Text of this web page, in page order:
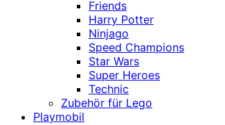
Friends
Harry Potter
Ninjago
Speed Champions
Star Wars
Super Heroes
Technic
Zubehör für Lego
Playmobil